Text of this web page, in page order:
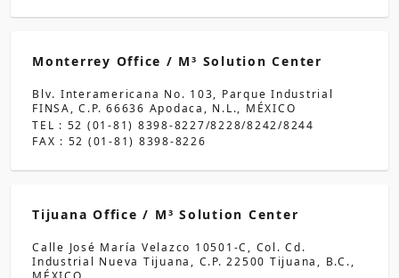
Monterrey Office / M 3 Solution Center
Blv. Interamericana No. 103, Parque Industrial
FINSA, C.P. 66636 Apodaca, N.L., MÉXICO
TEL : 52 (01-81) 8398-8227/8228/8242/8244
FAX : 52 (01-81) 8398-8226
Tijuana Office / M 3 Solution Center
Calle José María Velazco 10501-C, Col. Cd.
Industrial Nueva Tijuana, C.P. 22500 Tijuana, B.C.,